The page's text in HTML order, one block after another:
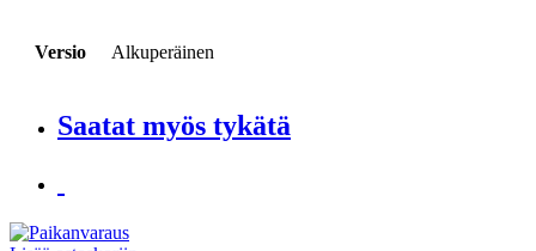
Versio Alkuperäinen
Saatat myös tykätä